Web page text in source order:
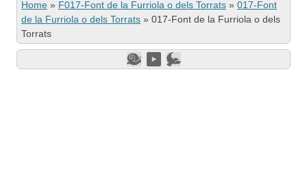
Home » F017-Font de la Furriola o dels Torrats » 017-Font
de la Furriola o dels Torrats » 017-Font de la Furriola o dels
Torrats